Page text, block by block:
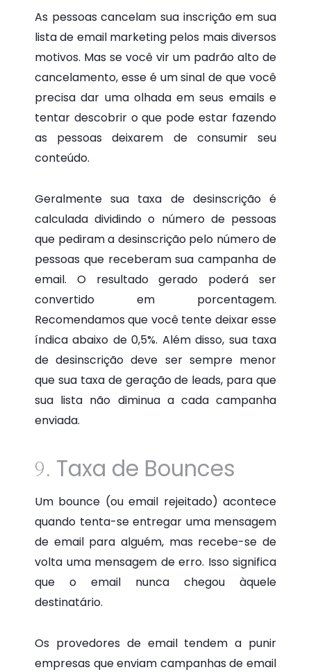
As pessoas cancelam sua inscrição em sua
lista de email marketing pelos mais diversos
motivos. Mas se você vir um padrão alto de
cancelamento, esse é um sinal de que você
precisa dar uma olhada em seus emails e
tentar descobrir o que pode estar fazendo
as pessoas deixarem de consumir seu
conteúdo.
Geralmente sua taxa de desinscrição é
calculada dividindo o número de pessoas
que pediram a desinscrição pelo número de
pessoas que receberam sua campanha de
email. O resultado gerado poderá ser
convertido em porcentagem.
Recomendamos que você tente deixar esse
índica abaixo de 0,5%. Além disso, sua taxa
de desinscrição deve ser sempre menor
que sua taxa de geração de leads, para que
sua lista não diminua a cada campanha
enviada.
9. Taxa de Bounces
Um bounce (ou email rejeitado) acontece
quando tenta-se entregar uma mensagem
de email para alguém, mas recebe-se de
volta uma mensagem de erro. Isso significa
que o email nunca chegou àquele
destinatário.
Os provedores de email tendem a punir
empresas que enviam campanhas de email